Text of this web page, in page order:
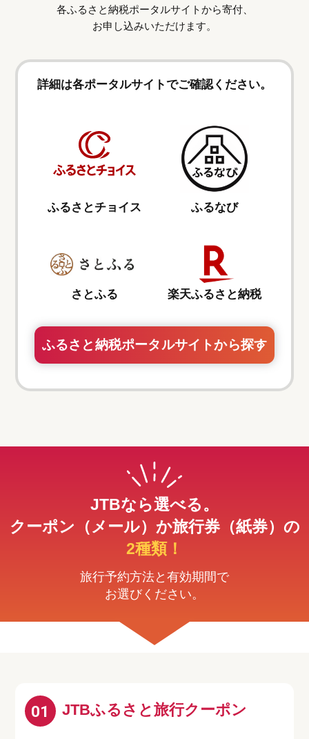
各ふるさと納税ポータルサイトから寄付、
お申し込みいただけます。
詳細は各ポータルサイトでご確認ください。
ふるさとチョイス ふるなび
さとふる 楽天ふるさと納税
ふるさと納税ポータルサイトから探す
JTBなら選べる。
クーポン（メール）か旅行券（紙券）の
2種類！
旅行予約方法と有効期間で
お選びください。
01 JTBふるさと旅行クーポン